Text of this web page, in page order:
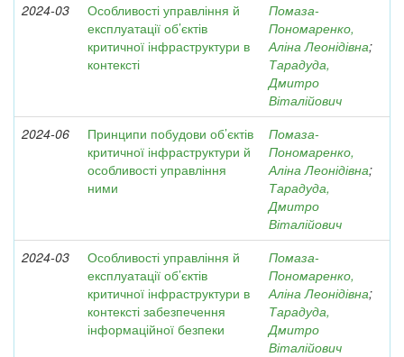
2024-03
Особливості управління й
експлуатації об’єктів
критичної інфраструктури в
контексті
Помаза-
Пономаренко,
Аліна Леонідівна;
Тарадуда,
Дмитро
Віталійович
2024-06
Принципи побудови об’єктів
критичної інфраструктури й
особливості управління
ними
Помаза-
Пономаренко,
Аліна Леонідівна;
Тарадуда,
Дмитро
Віталійович
2024-03
Особливості управління й
експлуатації об’єктів
критичної інфраструктури в
контексті забезпечення
інформаційної безпеки
Помаза-
Пономаренко,
Аліна Леонідівна;
Тарадуда,
Дмитро
Віталійович